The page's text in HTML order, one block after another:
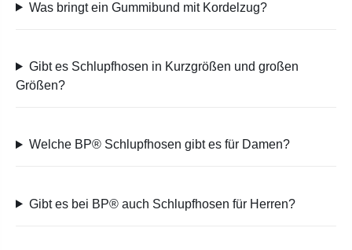
Was bringt ein Gummibund mit Kordelzug?
Gibt es Schlupfhosen in Kurzgrößen und großen
Größen?
Welche BP® Schlupfhosen gibt es für Damen?
Gibt es bei BP® auch Schlupfhosen für Herren?